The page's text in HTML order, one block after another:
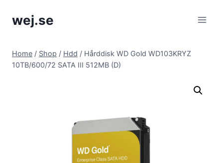
wej.se
Home / Shop / Hdd / Hårddisk WD Gold WD103KRYZ
10TB/600/72 SATA III 512MB (D)